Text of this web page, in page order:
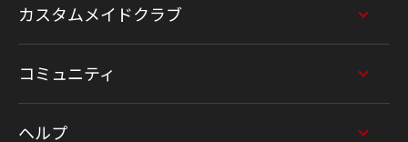
カスタムメイドクラブ
コミュニティ
ヘルプ